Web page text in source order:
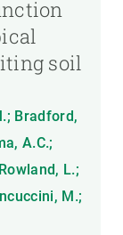
soil
Bradford,
A.C.;
L.;
M.;